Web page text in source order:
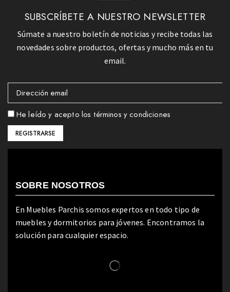
SUBSCRÍBETE A NUESTRO NEWSLETTER
Súmate a nuestro boletín de noticias y recibe todas las
novedades sobre productos, ofertas y mucho más en tu
email.
He leído y acepto los términos y condiciones
SOBRE NOSOTROS
En Muebles Parchis somos expertos en todo tipo de
muebles y dormitorios para jóvenes. Encontramos la
solución para cualquier espacio.